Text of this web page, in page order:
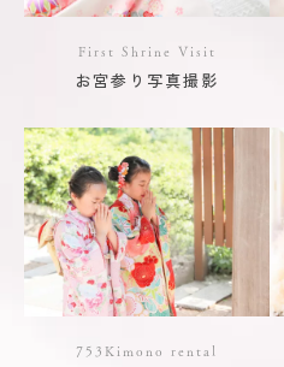
First Shrine Visit
お宮参り写真撮影
753Kimono rental